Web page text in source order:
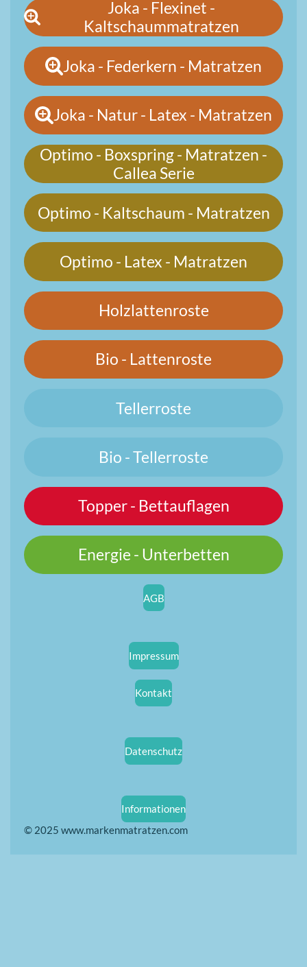
Joka - Flexinet -
Kaltschaummatratzen
Joka - Federkern - Matratzen
Joka - Natur - Latex - Matratzen
Optimo - Boxspring - Matratzen -
Callea Serie
Optimo - Kaltschaum - Matratzen
Optimo - Latex - Matratzen
Holzlattenroste
Bio - Lattenroste
Tellerroste
Bio - Tellerroste
Topper - Bettauflagen
Energie - Unterbetten
AGB
Impressum
Kontakt
Datenschutz
Informationen
© 2025 www.markenmatratzen.com